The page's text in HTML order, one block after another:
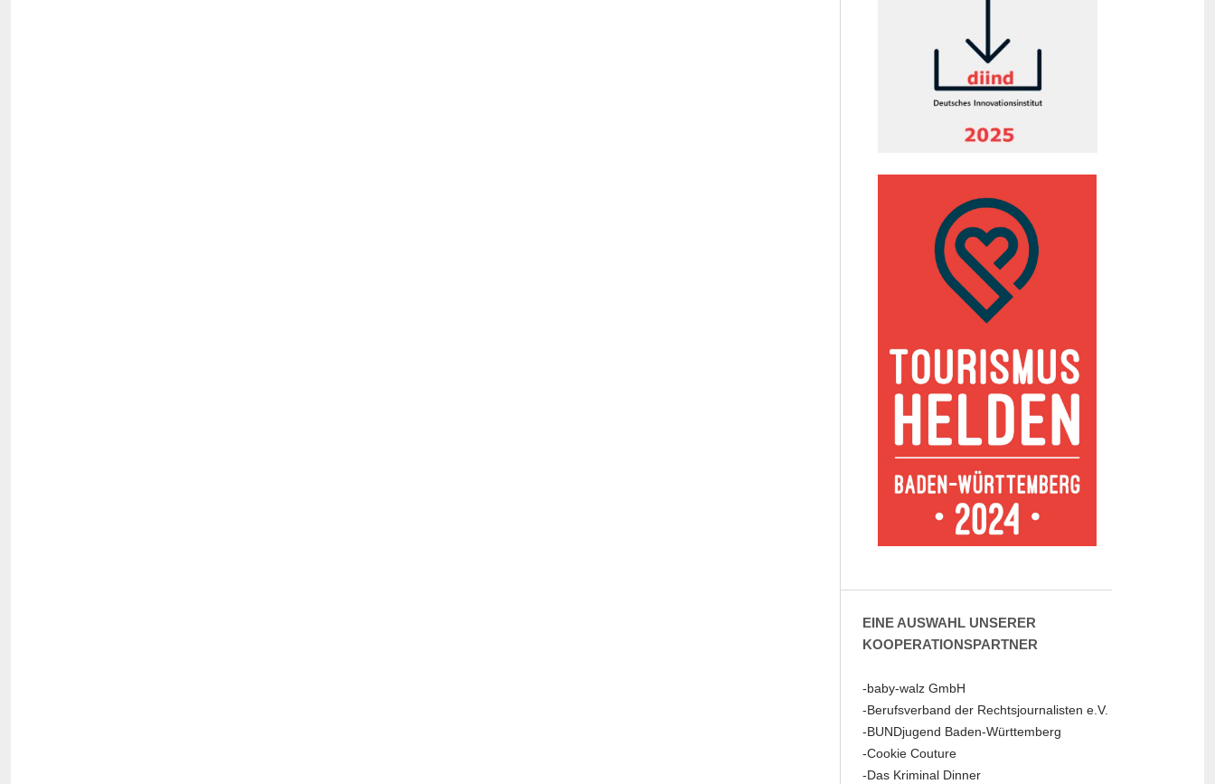
EINE AUSWAHL UNSERER
KOOPERATIONSPARTNER
-baby-walz GmbH
-Berufsverband der Rechtsjournalisten e.V.
-BUNDjugend Baden-Württemberg
-Cookie Couture
-Das Kriminal Dinner